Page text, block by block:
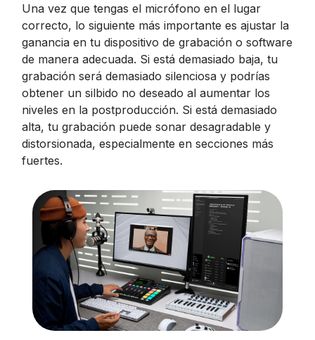
Una vez que tengas el micrófono en el lugar
correcto, lo siguiente más importante es ajustar la
ganancia en tu dispositivo de grabación o software
de manera adecuada. Si está demasiado baja, tu
grabación será demasiado silenciosa y podrías
obtener un silbido no deseado al aumentar los
niveles en la postproducción. Si está demasiado
alta, tu grabación puede sonar desagradable y
distorsionada, especialmente en secciones más
fuertes.